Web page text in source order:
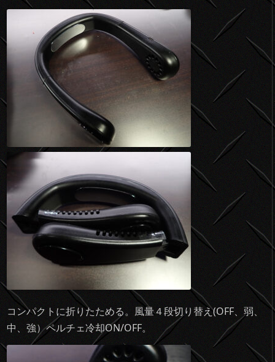
コンパクトに折りたためる。風量４段切り替え(OFF、弱、
中、強）ペルチェ冷却ON/OFF。